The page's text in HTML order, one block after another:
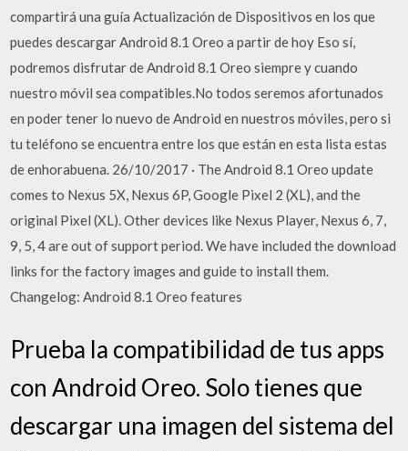
compartirá una guía Actualización de Dispositivos en los que
puedes descargar Android 8.1 Oreo a partir de hoy Eso sí,
podremos disfrutar de Android 8.1 Oreo siempre y cuando
nuestro móvil sea compatibles.No todos seremos afortunados
en poder tener lo nuevo de Android en nuestros móviles, pero si
tu teléfono se encuentra entre los que están en esta lista estas
de enhorabuena. 26/10/2017 · The Android 8.1 Oreo update
comes to Nexus 5X, Nexus 6P, Google Pixel 2 (XL), and the
original Pixel (XL). Other devices like Nexus Player, Nexus 6, 7,
9, 5, 4 are out of support period. We have included the download
links for the factory images and guide to install them.
Changelog: Android 8.1 Oreo features
Prueba la compatibilidad de tus apps
con Android Oreo. Solo tienes que
descargar una imagen del sistema del